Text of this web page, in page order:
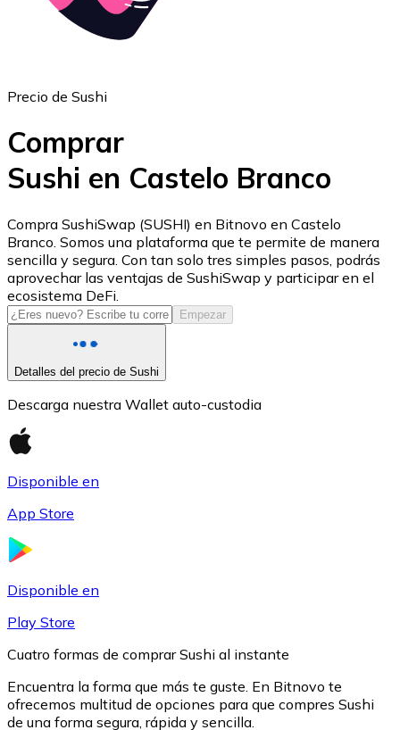
USD Coin
USDC
Litecoin
LTC
Precio de Sushi
Comprar
Sushi en Castelo Branco
Compra SushiSwap (SUSHI) en Bitnovo en Castelo
Branco. Somos una plataforma que te permite de manera
sencilla y segura. Con tan solo tres simples pasos, podrás
aprovechar las ventajas de SushiSwap y participar en el
ecosistema DeFi.
Empezar
Detalles del precio de Sushi
Descarga nuestra Wallet auto-custodia
Disponible en
App Store
Disponible en
Play Store
Cuatro formas de comprar Sushi al instante
Encuentra la forma que más te guste. En Bitnovo te
ofrecemos multitud de opciones para que compres Sushi
de una forma segura, rápida y sencilla.